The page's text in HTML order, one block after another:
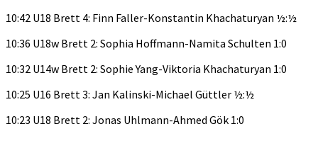
10:42 U18 Brett 4: Finn Faller-Konstantin Khachaturyan ½:½
10:36 U18w Brett 2: Sophia Hoffmann-Namita Schulten 1:0
10:32 U14w Brett 2: Sophie Yang-Viktoria Khachaturyan 1:0
10:25 U16 Brett 3: Jan Kalinski-Michael Güttler ½:½
10:23 U18 Brett 2: Jonas Uhlmann-Ahmed Gök 1:0